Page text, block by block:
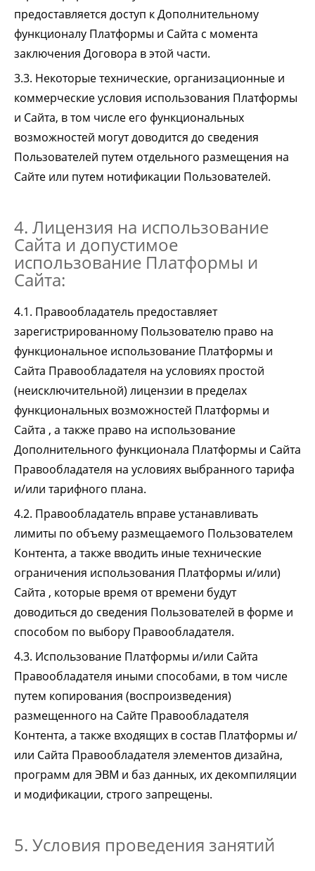
предоставляется доступ к Дополнительному
функционалу Платформы и Сайта с момента
заключения Договора в этой части.
3.3. Некоторые технические, организационные и
коммерческие условия использования Платформы
и Сайта, в том числе его функциональных
возможностей могут доводится до сведения
Пользователей путем отдельного размещения на
Сайте или путем нотификации Пользователей.
4. Лицензия на использование
Сайта и допустимое
использование Платформы и
Сайта:
4.1. Правообладатель предоставляет
зарегистрированному Пользователю право на
функциональное использование Платформы и
Сайта Правообладателя на условиях простой
(неисключительной) лицензии в пределах
функциональных возможностей Платформы и
Сайта , а также право на использование
Дополнительного функционала Платформы и Сайта
Правообладателя на условиях выбранного тарифа
и/или тарифного плана.
4.2. Правообладатель вправе устанавливать
лимиты по объему размещаемого Пользователем
Контента, а также вводить иные технические
ограничения использования Платформы и/или)
Сайта , которые время от времени будут
доводиться до сведения Пользователей в форме и
способом по выбору Правообладателя.
4.3. Использование Платформы и/или Сайта
Правообладателя иными способами, в том числе
путем копирования (воспроизведения)
размещенного на Сайте Правообладателя
Контента, а также входящих в состав Платформы и/
или Сайта Правообладателя элементов дизайна,
программ для ЭВМ и баз данных, их декомпиляции
и модификации, строго запрещены.
5. Условия проведения занятий